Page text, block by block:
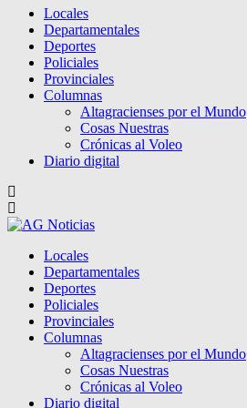
Locales
Departamentales
Deportes
Policiales
Provinciales
Columnas
Altagracienses por el Mundo
Cosas Nuestras
Crónicas al Voleo
Diario digital
Locales
Departamentales
Deportes
Policiales
Provinciales
Columnas
Altagracienses por el Mundo
Cosas Nuestras
Crónicas al Voleo
Diario digital